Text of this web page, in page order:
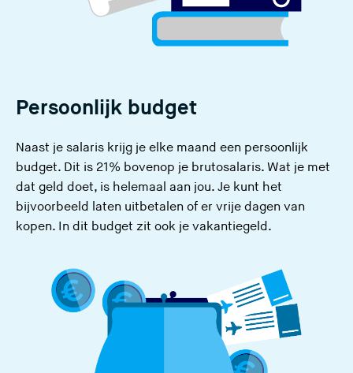
Persoonlijk budget
Naast je salaris krijg je elke maand een persoonlijk
budget. Dit is 21% bovenop je brutosalaris. Wat je met
dat geld doet, is helemaal aan jou. Je kunt het
bijvoorbeeld laten uitbetalen of er vrije dagen van
kopen. In dit budget zit ook je vakantiegeld.